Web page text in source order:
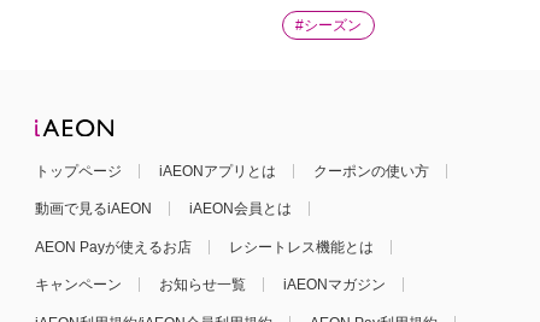
#シーズン
トップページ iAEONアプリとは クーポンの使い方
動画で見るiAEON iAEON会員とは
AEON Payが使えるお店 レシートレス機能とは
キャンペーン お知らせ一覧 iAEONマガジン